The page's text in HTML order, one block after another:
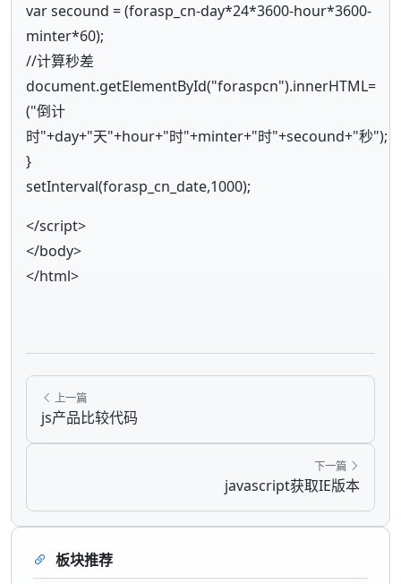
var secound = (forasp_cn-day*24*3600-hour*3600-
minter*60);
//计算秒差
document.getElementById("foraspcn").innerHTML=
("倒计
时"+day+"天"+hour+"时"+minter+"时"+secound+"秒");
}
setInterval(forasp_cn_date,1000);
</script>
</body>
</html>
上一篇
js产品比较代码
下一篇
javascript获取IE版本
板块推荐